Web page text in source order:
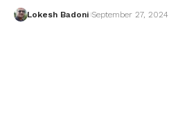
Lokesh Badoni September 27, 2024